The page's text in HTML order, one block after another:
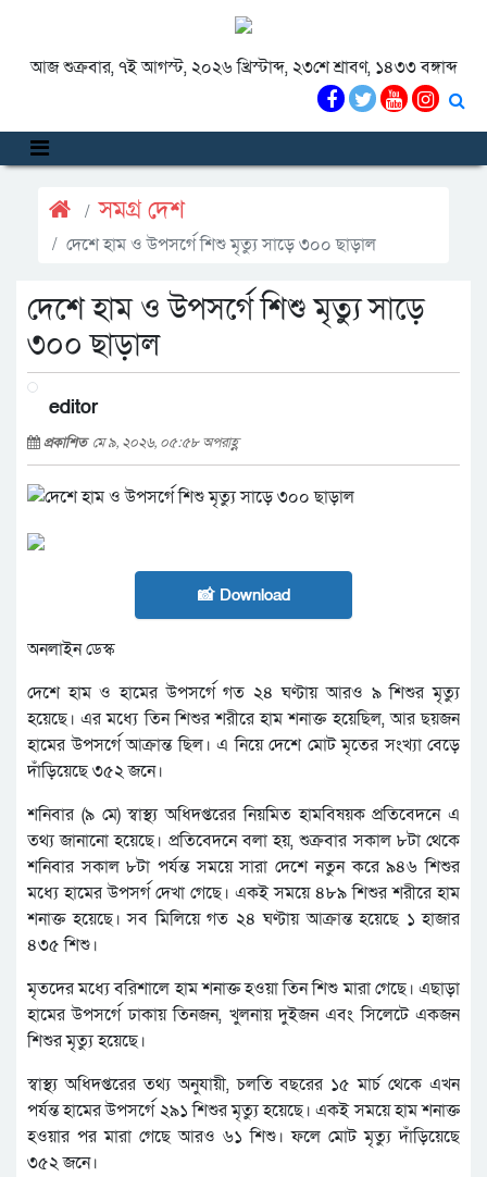
আজ শুক্রবার, ৭ই আগস্ট, ২০২৬ খ্রিস্টাব্দ, ২৩শে শ্রাবণ, ১৪৩৩ বঙ্গাব্দ
সমগ্র দেশ
দেশে হাম ও উপসর্গে শিশু মৃত্যু সাড়ে ৩০০ ছাড়াল
দেশে হাম ও উপসর্গে শিশু মৃত্যু সাড়ে
৩০০ ছাড়াল
editor
প্রকাশিত মে ৯, ২০২৬, ০৫:৫৮ অপরাহ্ণ
📸 Download
অনলাইন ডেস্ক
দেশে হাম ও হামের উপসর্গে গত ২৪ ঘণ্টায় আরও ৯ শিশুর মৃত্যু
হয়েছে। এর মধ্যে তিন শিশুর শরীরে হাম শনাক্ত হয়েছিল, আর ছয়জন
হামের উপসর্গে আক্রান্ত ছিল। এ নিয়ে দেশে মোট মৃতের সংখ্যা বেড়ে
দাঁড়িয়েছে ৩৫২ জনে।
শনিবার (৯ মে) স্বাস্থ্য অধিদপ্তরের নিয়মিত হামবিষয়ক প্রতিবেদনে এ
তথ্য জানানো হয়েছে। প্রতিবেদনে বলা হয়, শুক্রবার সকাল ৮টা থেকে
শনিবার সকাল ৮টা পর্যন্ত সময়ে সারা দেশে নতুন করে ৯৪৬ শিশুর
মধ্যে হামের উপসর্গ দেখা গেছে। একই সময়ে ৪৮৯ শিশুর শরীরে হাম
শনাক্ত হয়েছে। সব মিলিয়ে গত ২৪ ঘণ্টায় আক্রান্ত হয়েছে ১ হাজার
৪৩৫ শিশু।
মৃতদের মধ্যে বরিশালে হাম শনাক্ত হওয়া তিন শিশু মারা গেছে। এছাড়া
হামের উপসর্গে ঢাকায় তিনজন, খুলনায় দুইজন এবং সিলেটে একজন
শিশুর মৃত্যু হয়েছে।
স্বাস্থ্য অধিদপ্তরের তথ্য অনুযায়ী, চলতি বছরের ১৫ মার্চ থেকে এখন
পর্যন্ত হামের উপসর্গে ২৯১ শিশুর মৃত্যু হয়েছে। একই সময়ে হাম শনাক্ত
হওয়ার পর মারা গেছে আরও ৬১ শিশু। ফলে মোট মৃত্যু দাঁড়িয়েছে
৩৫২ জনে।